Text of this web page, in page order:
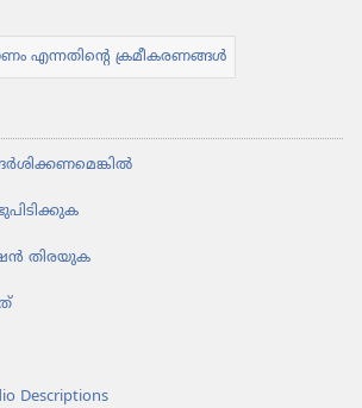
കൊണ്ട്‌?
എങ്ങനെ
ക്കാം?
എന്നതിന്റെ ക്രമീകരണങ്ങൾ
തിരയുക
Descriptions